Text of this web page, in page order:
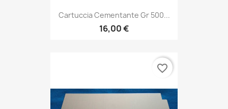
Cartuccia Cementante Gr 500...
16,00 €
favorite_border